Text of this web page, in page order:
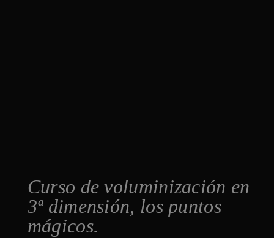
Curso de voluminización en
3ª dimensión, los puntos
mágicos.